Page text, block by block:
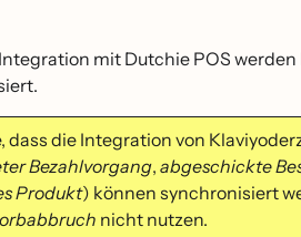
mit Dutchie POS
dass die Integration von
Bezahlvorgang, abgeschickte
Produkt) können synchronisiert
nicht nutzen.